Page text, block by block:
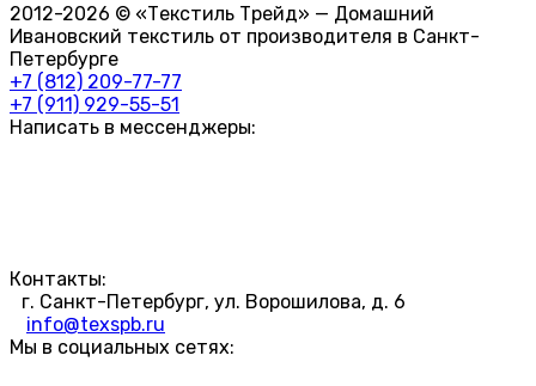
2012-2026 © «Текстиль Трейд» — Домашний
Ивановский текстиль от производителя в Санкт-
Петербурге
+7 (812) 209-77-77
+7 (911) 929-55-51
Написать в мессенджеры:
Контакты:
г. Санкт-Петербург, ул. Ворошилова, д. 6
info@texspb.ru
Мы в социальных сетях: